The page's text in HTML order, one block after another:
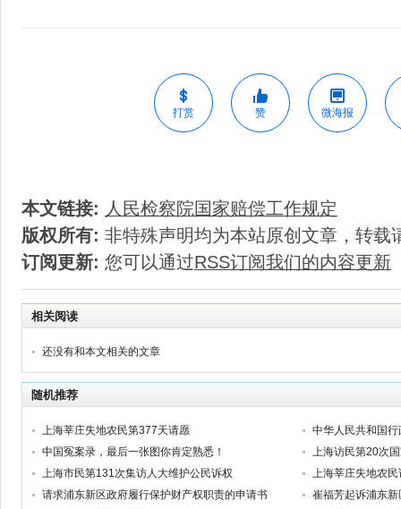
打赏 赞 微海报
本文链接: 人民检察院国家赔偿工作规定
版权所有: 非特殊声明均为本站原创文章，转载
订阅更新: 您可以通过RSS订阅我们的内容更新
相关阅读
还没有和本文相关的文章
随机推荐
上海莘庄失地农民第377天请愿
中华人民共和国行
中国冤案录，最后一张图你肯定熟悉！
上海访民第20次
上海市民第131次集访人大维护公民诉权
上海莘庄失地农
请求浦东新区政府履行保护财产权职责的申请书